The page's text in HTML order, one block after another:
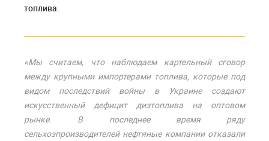
топлива.
«Мы считаем, что наблюдаем картельный сговор
между крупными импортерами топлива, которые под
видом последствий войны в Украине создают
искусственный дефицит дизтоплива на оптовом
рынке. В последнее время ряду
сельхозпроизводителей нефтяные компании отказали